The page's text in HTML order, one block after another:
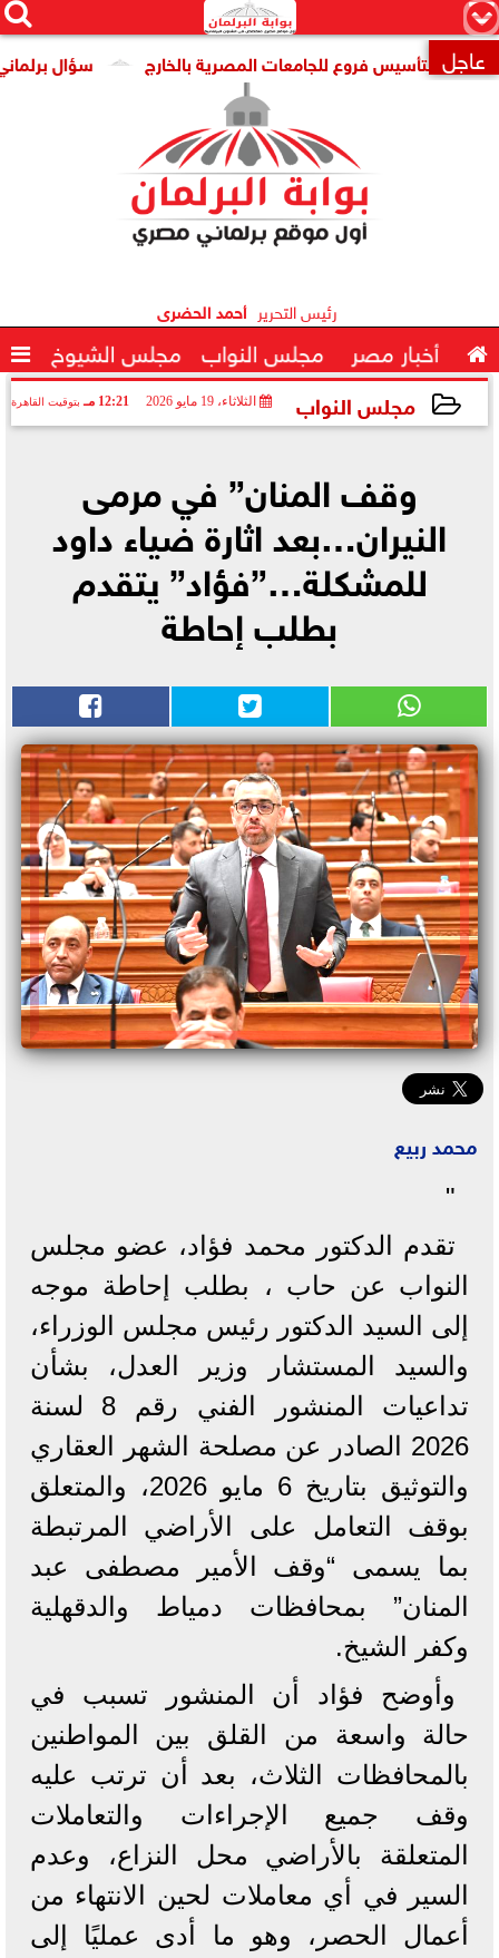
×


 عاجل سؤال برلماني لتأسيس فروع للجامعات المصرية بالخارج
رئيس التحرير أحمد الحضرى
 أخبار مصر مجلس النواب مجلس الشيوخ 
مجلس النواب الثلاثاء، 19 مايو 2026 12:21 مـ بتوقيت القاهرة
وقف المنان” في مرمى
النيران…بعد اثارة ضياء داود
للمشكلة…”فؤاد” يتقدم
بطلب إحاطة
محمد ربيع
"
تقدم الدكتور محمد فؤاد، عضو مجلس
النواب عن حاب ، بطلب إحاطة موجه
إلى السيد الدكتور رئيس مجلس الوزراء،
والسيد المستشار وزير العدل، بشأن
تداعيات المنشور الفني رقم 8 لسنة
2026 الصادر عن مصلحة الشهر العقاري
والتوثيق بتاريخ 6 مايو 2026، والمتعلق
بوقف التعامل على الأراضي المرتبطة
بما يسمى “وقف الأمير مصطفى عبد
المنان” بمحافظات دمياط والدقهلية
وكفر الشيخ.
وأوضح فؤاد أن المنشور تسبب في
حالة واسعة من القلق بين المواطنين
بالمحافظات الثلاث، بعد أن ترتب عليه
وقف جميع الإجراءات والتعاملات
المتعلقة بالأراضي محل النزاع، وعدم
السير في أي معاملات لحين الانتهاء من
أعمال الحصر، وهو ما أدى عمليًا إلى